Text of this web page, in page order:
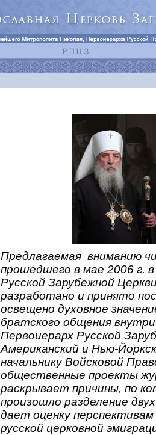
Предлагаемая вниманию
прошедшего в мае 2006 г.
Русской Зарубежной
разработано и принято
освещено духовное
братского общения
Первоиерарх Русской
Американский и Нью-
начальнику Войсковой
общественные проекты
раскрывает причины, по
произошло разделение
дает оценку
русской церковной